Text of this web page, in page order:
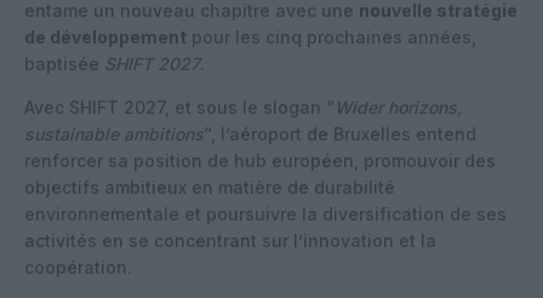
entame un nouveau chapitre avec une nouvelle stratégie
de développement pour les cinq prochaines années,
baptisée SHIFT 2027.
Avec SHIFT 2027, et sous le slogan “ Wider horizons,
sustainable ambitions“, l’aéroport de Bruxelles entend
renforcer sa position de hub européen, promouvoir des
objectifs ambitieux en matière de durabilité
environnementale et poursuivre la diversification de ses
activités en se concentrant sur l’innovation et la
coopération.